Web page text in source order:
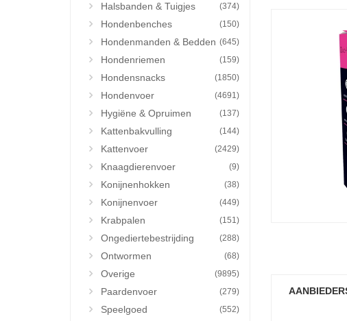
Halsbanden & Tuigjes (374)
Hondenbenches (150)
Hondenmanden & Bedden (645)
Hondenriemen (159)
Hondensnacks (1850)
Hondenvoer (4691)
Hygiëne & Opruimen (137)
Kattenbakvulling (144)
Kattenvoer (2429)
Knaagdierenvoer (9)
Konijnenhokken (38)
Konijnenvoer (449)
Krabpalen (151)
Ongediertebestrijding (288)
Ontwormen (68)
Overige (9895)
Paardenvoer (279)
Speelgoed (552)